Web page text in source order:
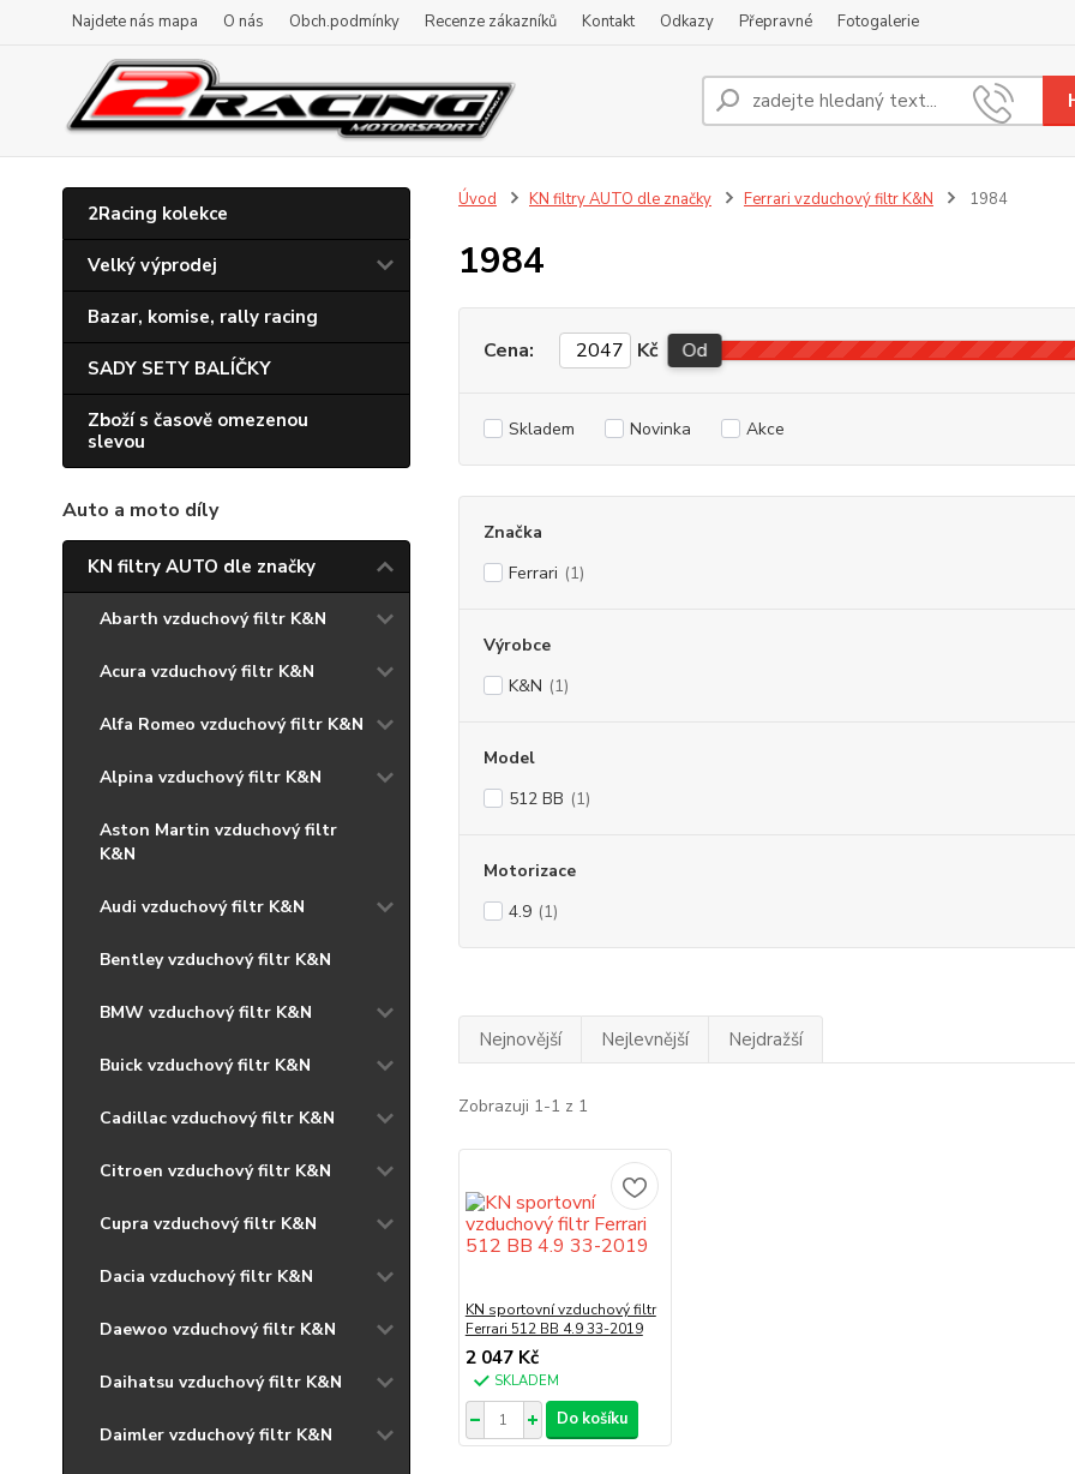
Najdete nás mapa O nás Obch.podmínky Recenze zákazníků Kontakt Odkazy Přepravné Fotogalerie
2Racing kolekce
Velký výprodej
Bazar, komise, rally racing
SADY SETY BALÍČKY
Zboží s časově omezenou
slevou
Auto a moto díly
KN filtry AUTO dle značky
Abarth vzduchový filtr K&N
Acura vzduchový filtr K&N
Alfa Romeo vzduchový filtr K&N
Alpina vzduchový filtr K&N
Aston Martin vzduchový filtr
K&N
Audi vzduchový filtr K&N
Bentley vzduchový filtr K&N
BMW vzduchový filtr K&N
Buick vzduchový filtr K&N
Cadillac vzduchový filtr K&N
Citroen vzduchový filtr K&N
Cupra vzduchový filtr K&N
Dacia vzduchový filtr K&N
Daewoo vzduchový filtr K&N
Daihatsu vzduchový filtr K&N
Daimler vzduchový filtr K&N
Úvod KN filtry AUTO dle značky Ferrari vzduchový filtr K&N 1984
1984
Cena: Kč Od
Skladem Novinka Akce
Značka
Ferrari (1)
Výrobce
K&N (1)
Model
512 BB (1)
Motorizace
4.9 (1)
Nejnovější Nejlevnější Nejdražší
Zobrazuji 1-1 z 1
KN sportovní vzduchový filtr
Ferrari 512 BB 4.9 33-2019
2 047 Kč
SKLADEM
Do košíku